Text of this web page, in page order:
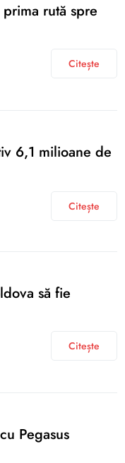
rută spre
Citește
6,1 milioane de
Citește
să fie
Citește
Pegasus